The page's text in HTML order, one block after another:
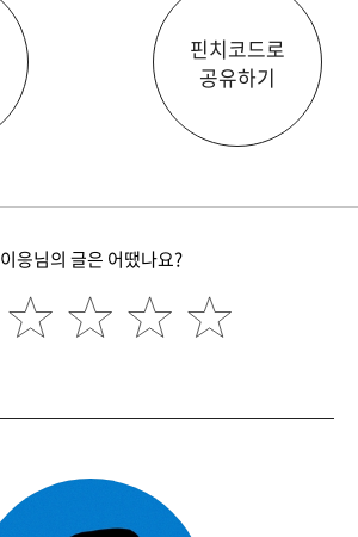
핀치코드로
공유하기
이응님의 글은 어땠나요?